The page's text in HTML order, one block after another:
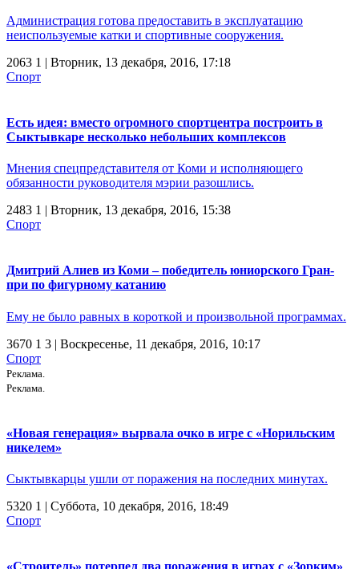
Администрация готова предоставить в эксплуатацию
неиспользуемые катки и спортивные сооружения.
2063 1 | Вторник, 13 декабря, 2016, 17:18
Спорт
Есть идея: вместо огромного спортцентра построить в
Сыктывкаре несколько небольших комплексов
Мнения спецпредставителя от Коми и исполняющего
обязанности руководителя мэрии разошлись.
2483 1 | Вторник, 13 декабря, 2016, 15:38
Спорт
Дмитрий Алиев из Коми – победитель юниорского Гран-
при по фигурному катанию
Ему не было равных в короткой и произвольной программах.
3670 1 3 | Воскресенье, 11 декабря, 2016, 10:17
Спорт
Реклама.
Реклама.
«Новая генерация» вырвала очко в игре с «Норильским
никелем»
Сыктывкарцы ушли от поражения на последних минутах.
5320 1 | Суббота, 10 декабря, 2016, 18:49
Спорт